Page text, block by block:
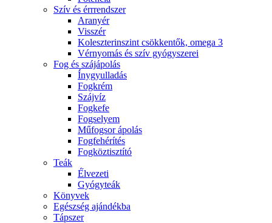
Szív és érrrendszer
Aranyér
Visszér
Koleszterinszint csökkentők, omega 3
Vérnyomás és szív gyógyszerei
Fog és szájápolás
Í́nygyulladás
Fogkrém
Szájvíz
Fogkefe
Fogselyem
Műfogsor ápolás
Fogfehérítés
Fogköztisztító
Teák
É́lvezeti
Gyógyteák
Könyvek
Egészség ajándékba
Tápszer